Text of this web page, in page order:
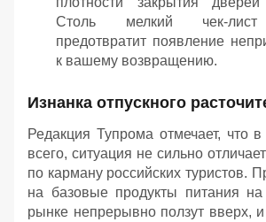
Столь мелкий чек-лист
предотвратит появление
к вашему возвращению.
Изнанка отпускного
Редакция Тупрома отмечает, что
всего, ситуация не сильно
по карману российских туристов.
на базовые продукты питания на
рынке непрерывно ползут вверх,